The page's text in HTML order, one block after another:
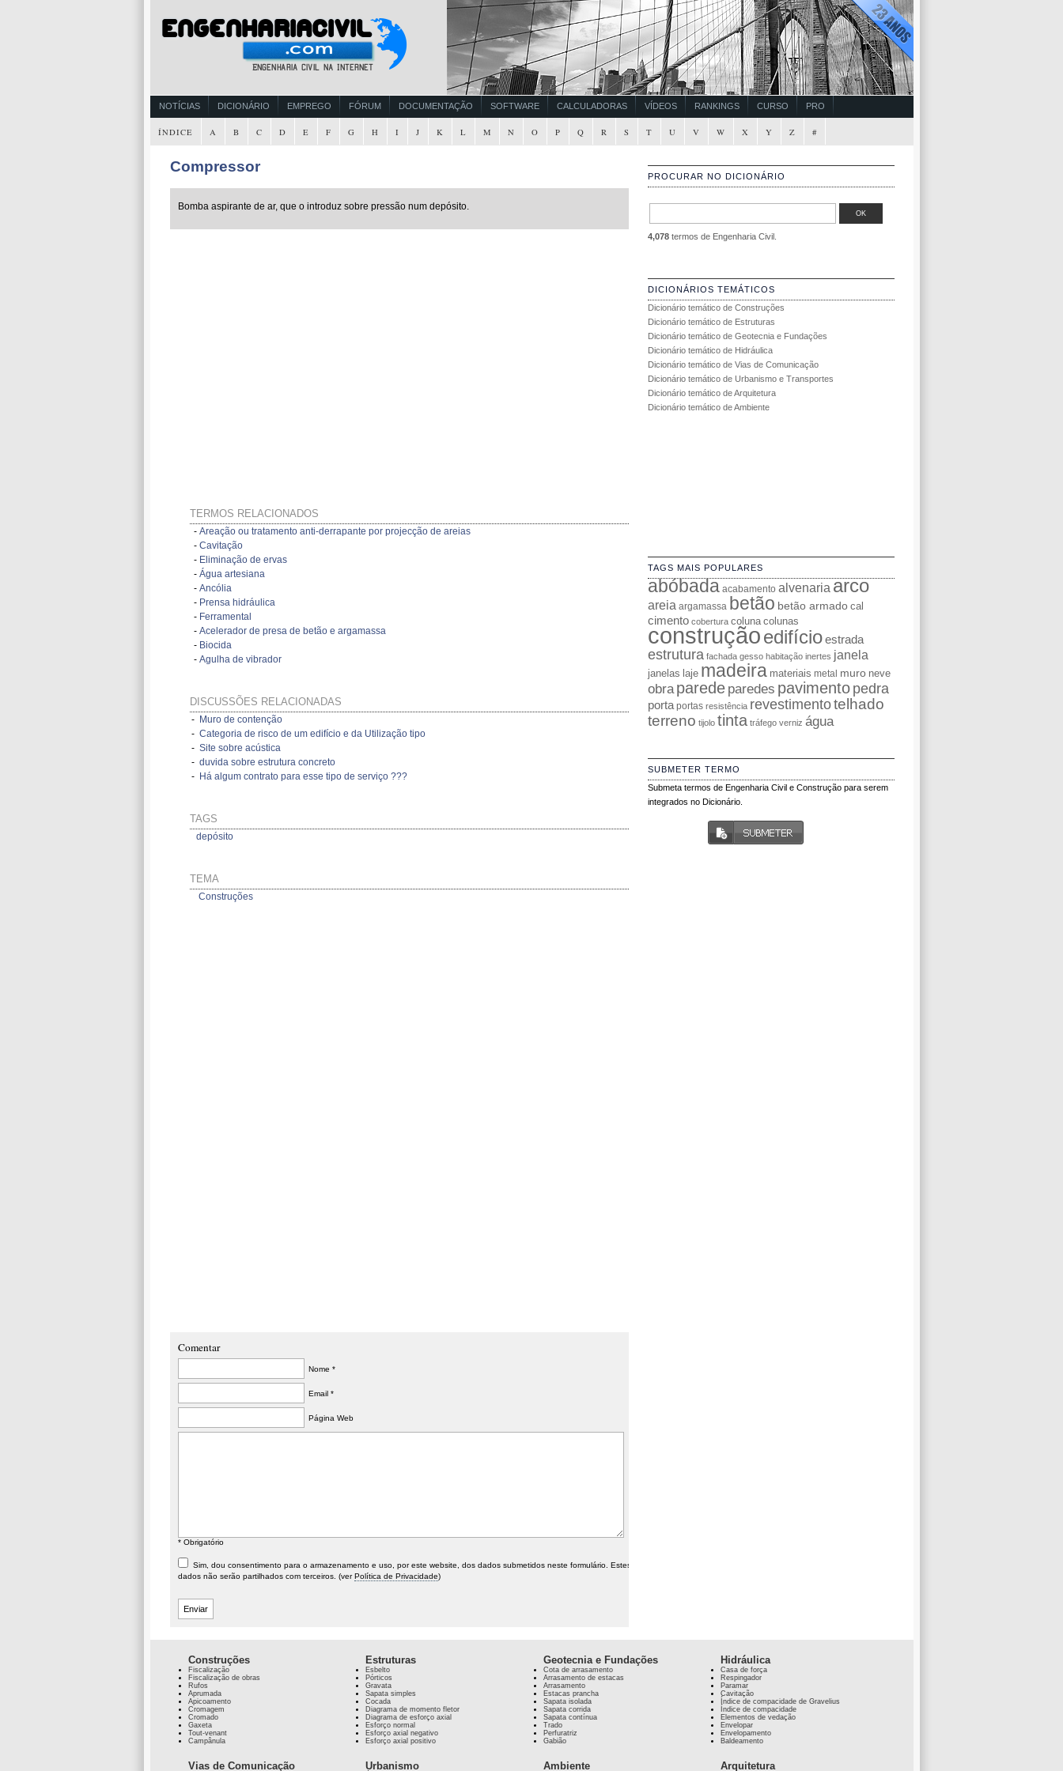
NOTÍCIAS DICIONÁRIO EMPREGO FÓRUM DOCUMENTAÇÃO SOFTWARE CALCULADORAS VÍDEOS RANKINGS CURSO PRO
ÍNDICE A B C D E F G H I J K L M N O P Q R S T U V W X Y Z #
Compressor
Bomba aspirante de ar, que o introduz sobre pressão num depósito.
TERMOS RELACIONADOS
- Areação ou tratamento anti-derrapante por projecção de areias
- Cavitação
- Eliminação de ervas
- Água artesiana
- Ancólia
- Prensa hidráulica
- Ferramental
- Acelerador de presa de betão e argamassa
- Biocida
- Agulha de vibrador
DISCUSSÕES RELACIONADAS
- Muro de contenção
- Categoria de risco de um edifício e da Utilização tipo
- Site sobre acústica
- duvida sobre estrutura concreto
- Há algum contrato para esse tipo de serviço ???
TAGS
depósito
TEMA
Construções
Comentar
Nome *
Email *
Página Web
* Obrigatório
Sim, dou consentimento para o armazenamento e uso, por este website, dos dados submetidos neste formulário. Estes
dados não serão partilhados com terceiros. (verPolítica de Privacidade)
PROCURAR NO DICIONÁRIO
4,078termos de Engenharia Civil.
DICIONÁRIOS TEMÁTICOS
Dicionário temático de Construções
Dicionário temático de Estruturas
Dicionário temático de Geotecnia e Fundações
Dicionário temático de Hidráulica
Dicionário temático de Vias de Comunicação
Dicionário temático de Urbanismo e Transportes
Dicionário temático de Arquitetura
Dicionário temático de Ambiente
TAGS MAIS POPULARES
abóbada acabamento alvenariaarco
areia argamassa betão betão armado cal
cimento cobertura coluna colunas
construçãoedifício estrada
estrutura fachada gesso habitação inertes janela
janelas laje madeira materiais metal muro neve
obra parede paredes pavimento pedra
porta portas resistência revestimentotelhado
terreno tijolo tinta tráfego verniz água
SUBMETER TERMO
Submeta termos de Engenharia Civil e Construção para serem
integrados no Dicionário.
Construções
Fiscalização
Fiscalização de obras
Rufos
Aprumada
Apicoamento
Cromagem
Cromado
Gaxeta
Tout-venant
Campânula
Estruturas
Esbelto
Pórticos
Gravata
Sapata simples
Cocada
Diagrama de momento fletor
Diagrama de esforço axial
Esforço normal
Esforço axial negativo
Esforço axial positivo
Geotecnia e Fundações
Cota de arrasamento
Arrasamento de estacas
Arrasamento
Estacas prancha
Sapata isolada
Sapata corrida
Sapata contínua
Trado
Perfuratriz
Gabião
Hidráulica
Casa de força
Respingador
Paramar
Cavitação
Índice de compacidade de Gravelius
Índice de compacidade
Elementos de vedação
Envelopar
Envelopamento
Baldeamento
Vias de Comunicação Urbanismo Ambiente Arquitetura